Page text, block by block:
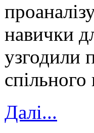
навички
узгодили
спільного
Далі...